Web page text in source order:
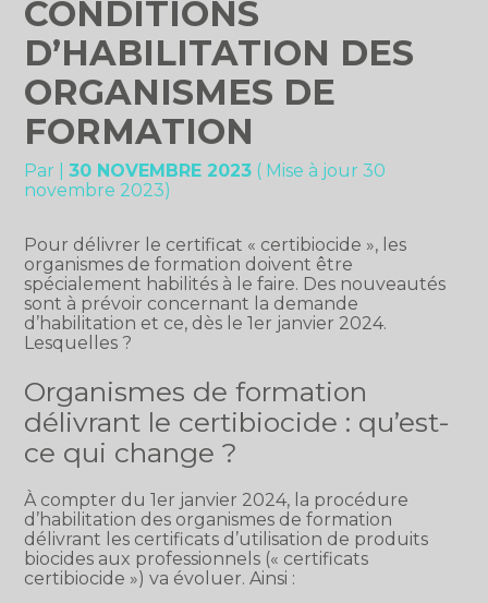
CONDITIONS
D’HABILITATION DES
ORGANISMES DE
FORMATION
Par |30 NOVEMBRE 2023 ( Mise à jour 30
novembre 2023)
Pour délivrer le certificat « certibiocide », les
organismes de formation doivent être
spécialement habilités à le faire. Des nouveautés
sont à prévoir concernant la demande
d’habilitation et ce, dès le 1er janvier 2024.
Lesquelles ?
Organismes de formation
délivrant le certibiocide : qu’est-
ce qui change ?
À compter du 1er janvier 2024, la procédure
d’habilitation des organismes de formation
délivrant les certificats d’utilisation de produits
biocides aux professionnels (« certificats
certibiocide ») va évoluer. Ainsi :